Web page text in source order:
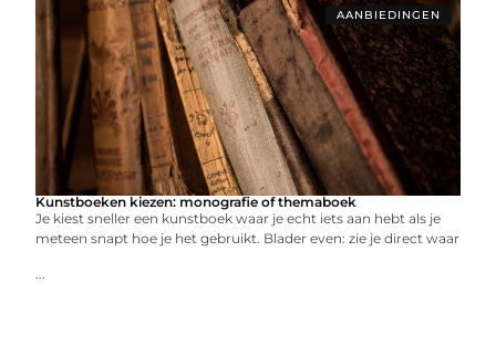
AANBIEDINGEN
Kunstboeken kiezen: monografie of themaboek
Je kiest sneller een kunstboek waar je echt iets aan hebt als je
meteen snapt hoe je het gebruikt. Blader even: zie je direct waar
...